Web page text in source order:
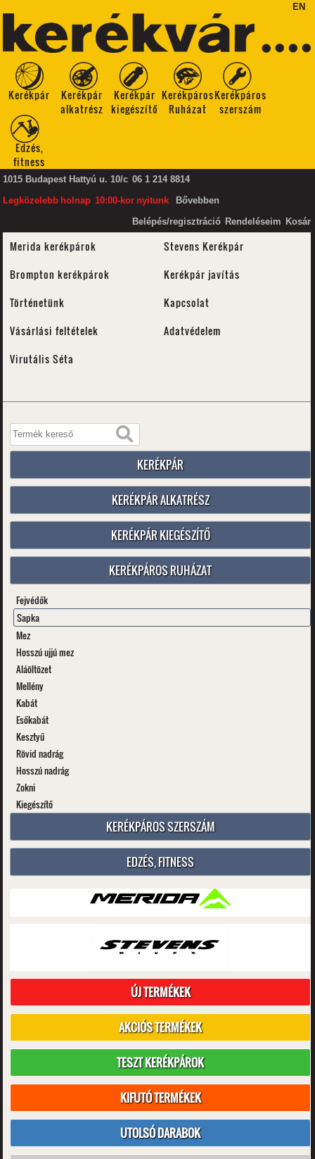
EN
Kerékpár
Kerékpár
alkatrész
Kerékpár
kiegészítő
Kerékpáros
Ruházat
Kerékpáros
szerszám
Edzés,
fitness
1015 Budapest Hattyú u. 10/c 06 1 214 8814
Legközelebb holnap 10:00-kor nyitunk
Bővebben
Belépés/regisztráció Rendeléseim Kosár
Merida kerékpárok
Stevens Kerékpár
Brompton kerékpárok
Kerékpár javítás
Történetünk
Kapcsolat
Vásárlási feltételek
Adatvédelem
Virutális Séta
KERÉKPÁR
KERÉKPÁR ALKATRÉSZ
KERÉKPÁR KIEGÉSZÍTŐ
KERÉKPÁROS RUHÁZAT
Fejvédők
Sapka
Mez
Hosszú ujjú mez
Aláöltözet
Mellény
Kabát
Esőkabát
Kesztyű
Rövid nadrág
Hosszú nadrág
Zokni
Kiegészítő
KERÉKPÁROS SZERSZÁM
EDZÉS, FITNESS
ÚJ TERMÉKEK
AKCIÓS TERMÉKEK
TESZT KERÉKPÁROK
KIFUTÓ TERMÉKEK
UTOLSÓ DARABOK